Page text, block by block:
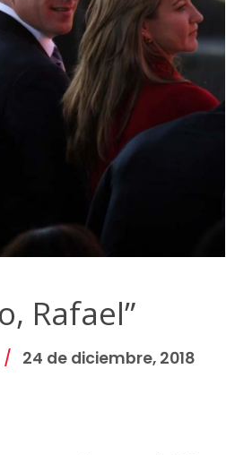
Rafael”
24 de diciembre, 2018